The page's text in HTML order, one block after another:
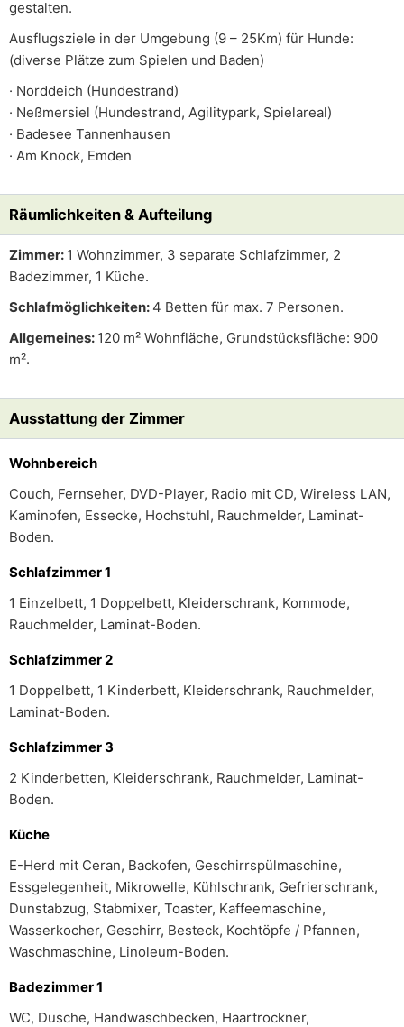
gestalten.
Ausflugsziele in der Umgebung (9 – 25Km) für Hunde:
(diverse Plätze zum Spielen und Baden)
· Norddeich (Hundestrand)
· Neßmersiel (Hundestrand, Agilitypark, Spielareal)
· Badesee Tannenhausen
· Am Knock, Emden
Räumlichkeiten & Aufteilung
Zimmer: 1 Wohnzimmer, 3 separate Schlafzimmer, 2
Badezimmer, 1 Küche.
Schlafmöglichkeiten: 4 Betten für max. 7 Personen.
Allgemeines: 120 m² Wohnfläche, Grundstücksfläche: 900
m².
Ausstattung der Zimmer
Wohnbereich
Couch, Fernseher, DVD-Player, Radio mit CD, Wireless LAN,
Kaminofen, Essecke, Hochstuhl, Rauchmelder, Laminat-
Boden.
Schlafzimmer 1
1 Einzelbett, 1 Doppelbett, Kleiderschrank, Kommode,
Rauchmelder, Laminat-Boden.
Schlafzimmer 2
1 Doppelbett, 1 Kinderbett, Kleiderschrank, Rauchmelder,
Laminat-Boden.
Schlafzimmer 3
2 Kinderbetten, Kleiderschrank, Rauchmelder, Laminat-
Boden.
Küche
E-Herd mit Ceran, Backofen, Geschirrspülmaschine,
Essgelegenheit, Mikrowelle, Kühlschrank, Gefrierschrank,
Dunstabzug, Stabmixer, Toaster, Kaffeemaschine,
Wasserkocher, Geschirr, Besteck, Kochtöpfe / Pfannen,
Waschmaschine, Linoleum-Boden.
Badezimmer 1
WC, Dusche, Handwaschbecken, Haartrockner,